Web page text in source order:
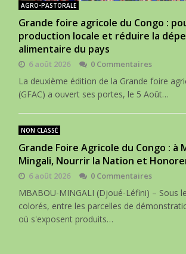
AGRO-PASTORALE
Grande foire agricole du Congo :
production locale et réduire la
alimentaire du pays
6 août 2026 0 Commentaires
La deuxième édition de la Grande foire
(GFAC) a ouvert ses portes, le 5 Août…
NON CLASSÉ
Grande Foire Agricole du Congo : à
Mingali, Nourrir la Nation et
6 août 2026 0 Commentaires
MBABOU-MINGALI (Djoué-Léfini) – Sous
colorés, entre les parcelles de
où s'exposent produits…